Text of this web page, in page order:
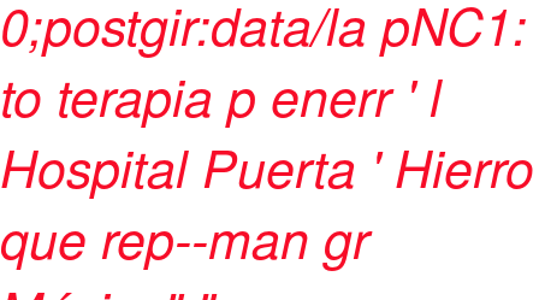
0;postgir:data/la pNC1:
to terapia p enerr ' l
Hospital Puerta ' Hierro
que rep--man gr